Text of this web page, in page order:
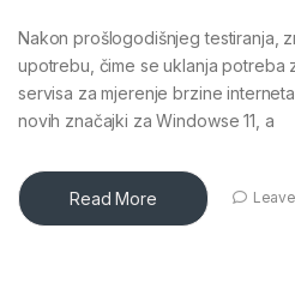
Nakon prošlogodišnjeg testiranja,
upotrebu, čime se uklanja potreba
servisa za mjerenje brzine
novih značajki za Windowse 11, a
Read More